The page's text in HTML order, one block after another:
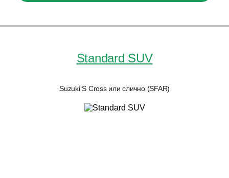
Standard SUV
Suzuki S Cross или слично (SFAR)